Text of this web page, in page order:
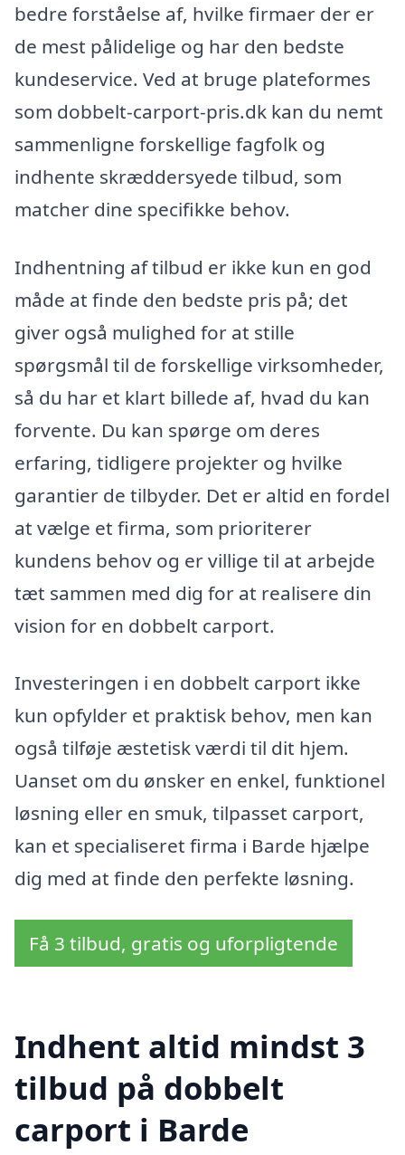
bedre forståelse af, hvilke firmaer der er
de mest pålidelige og har den bedste
kundeservice. Ved at bruge plateformes
som dobbelt-carport-pris.dk kan du nemt
sammenligne forskellige fagfolk og
indhente skræddersyede tilbud, som
matcher dine specifikke behov.
Indhentning af tilbud er ikke kun en god
måde at finde den bedste pris på; det
giver også mulighed for at stille
spørgsmål til de forskellige virksomheder,
så du har et klart billede af, hvad du kan
forvente. Du kan spørge om deres
erfaring, tidligere projekter og hvilke
garantier de tilbyder. Det er altid en fordel
at vælge et firma, som prioriterer
kundens behov og er villige til at arbejde
tæt sammen med dig for at realisere din
vision for en dobbelt carport.
Investeringen i en dobbelt carport ikke
kun opfylder et praktisk behov, men kan
også tilføje æstetisk værdi til dit hjem.
Uanset om du ønsker en enkel, funktionel
løsning eller en smuk, tilpasset carport,
kan et specialiseret firma i Barde hjælpe
dig med at finde den perfekte løsning.
Få 3 tilbud, gratis og uforpligtende
Indhent altid mindst 3
tilbud på dobbelt
carport i Barde